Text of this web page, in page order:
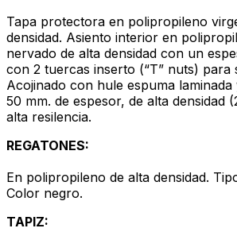
Tapa protectora en polipropileno
densidad. Asiento interior en
nervado de alta densidad con un
con 2 tuercas inserto (“T” nuts) para
Acojinado con hule espuma laminada
50 mm. de espesor, de alta densidad
alta resilencia.
REGATONES:
En polipropileno de alta densidad.
Color negro.
TAPIZ: